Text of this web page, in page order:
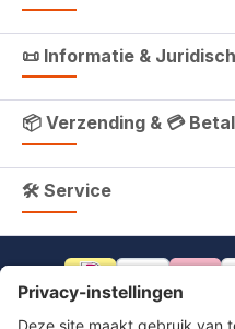
📜 Informatie & Juridisch
📦 Verzending & 💳
🛠 Service